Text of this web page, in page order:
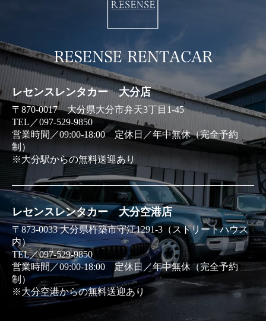
RESENSE
レセンスレンタカー 大分店
〒870-0017 大分県大分市弁天3丁目1-45
TEL／097-529-9850
営業時間／09:00-18:00 定休日／年中無休（完全予約
制）
※大分駅からの無料送迎あり
レセンスレンタカー 大分空港店
〒873-0033 大分県杵築市守江1291-3（ストリートハウス
内）
TEL／097-529-9850
営業時間／09:00-18:00 定休日／年中無休（完全予約
制）
※大分空港からの無料送迎あり